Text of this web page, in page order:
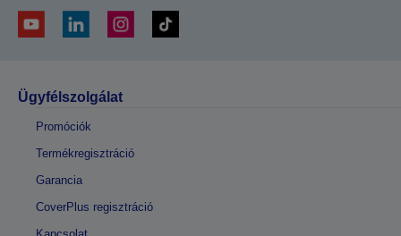
Ügyfélszolgálat
Promóciók
Termékregisztráció
Garancia
CoverPlus regisztráció